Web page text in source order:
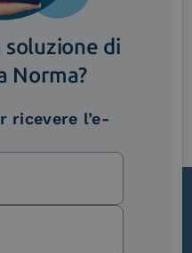
di
Norma?
ricevere l’e-